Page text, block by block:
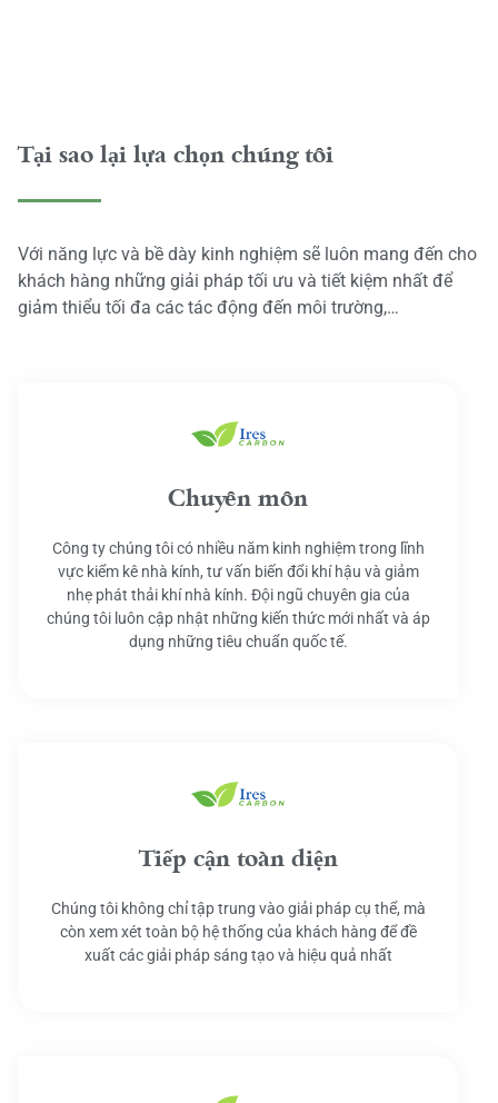
Tại sao lại lựa chọn chúng tôi
Với năng lực và bề dày kinh nghiệm sẽ luôn mang đến cho
khách hàng những giải pháp tối ưu và tiết kiệm nhất để
giảm thiểu tối đa các tác động đến môi trường,…
Chuyên môn
Công ty chúng tôi có nhiều năm kinh nghiệm trong lĩnh
vực kiểm kê nhà kính, tư vấn biến đổi khí hậu và giảm
nhẹ phát thải khí nhà kính. Đội ngũ chuyên gia của
chúng tôi luôn cập nhật những kiến thức mới nhất và áp
dụng những tiêu chuẩn quốc tế.
Tiếp cận toàn diện
Chúng tôi không chỉ tập trung vào giải pháp cụ thể, mà
còn xem xét toàn bộ hệ thống của khách hàng để đề
xuất các giải pháp sáng tạo và hiệu quả nhất